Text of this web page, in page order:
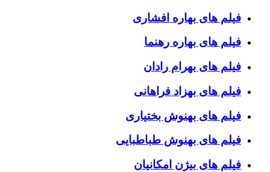
فیلم های بهاره افشاری
فیلم های بهاره رهنما
فیلم های بهرام رادان
فیلم های بهزاد فراهانی
فیلم های بهنوش بختیاری
فیلم های بهنوش طباطبایی
فیلم های بیژن امکانیان